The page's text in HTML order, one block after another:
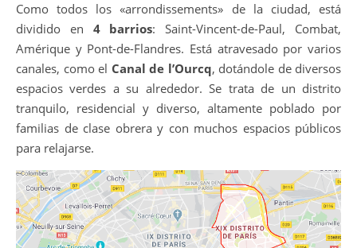
Como todos los «arrondissements» de la ciudad, está
dividido en 4 barrios: Saint-Vincent-de-Paul, Combat,
Amérique y Pont-de-Flandres. Está atravesado por varios
canales, como el Canal de l’Ourcq, dotándole de diversos
espacios verdes a su alrededor. Se trata de un distrito
tranquilo, residencial y diverso, altamente poblado por
familias de clase obrera y con muchos espacios públicos
para relajarse.